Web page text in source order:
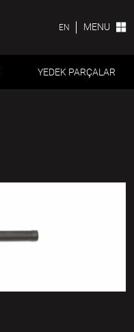
EN MENU
YEDEK PARÇALAR